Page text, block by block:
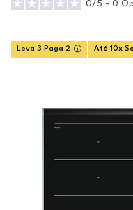
0/5 - 0
Leva 3 Paga 2 Até 10x